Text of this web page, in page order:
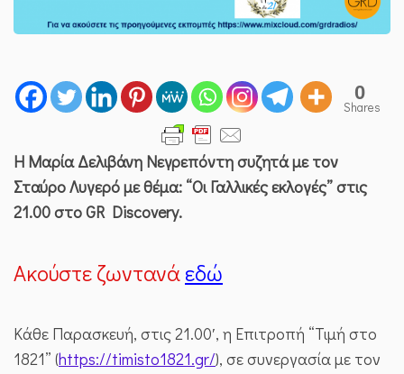
ΛΥΓΕΡΌ
0
Shares
Η Μαρία Δελιβάνη Νεγρεπόντη συζητά με τον
Σταύρο Λυγερό με θέμα: “Οι Γαλλικές εκλογές” στις
21.00 στο GR Discovery.
Aκούστε ζωντανάεδώ
Κάθε Παρασκευή, στις 21.00′, η Επιτροπή “Τιμή στο
1821” (https://timisto1821.gr/), σε συνεργασία με τον